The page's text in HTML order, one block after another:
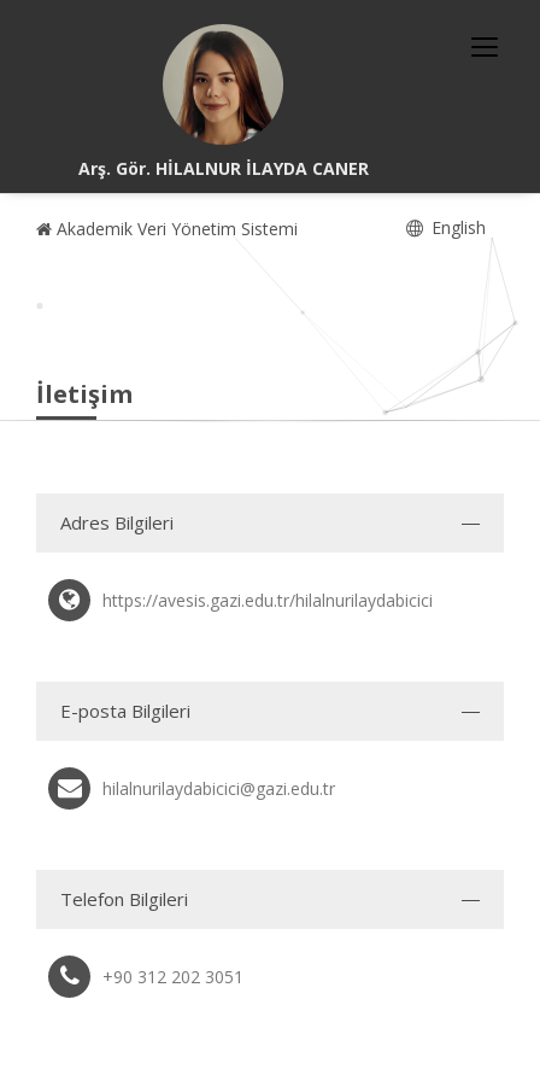
Arş. Gör. HİLALNUR İLAYDA CANER
Akademik Veri Yönetim Sistemi English
İletişim
Adres Bilgileri
https://avesis.gazi.edu.tr/hilalnurilaydabicici
E-posta Bilgileri
hilalnurilaydabicici@gazi.edu.tr
Telefon Bilgileri
+90 312 202 3051